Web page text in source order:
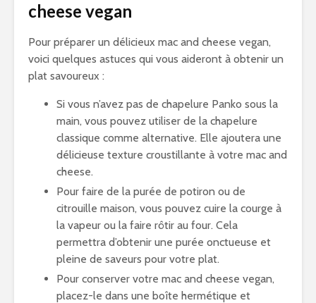
cheese vegan
Pour préparer un délicieux mac and cheese vegan,
voici quelques astuces qui vous aideront à obtenir un
plat savoureux :
Si vous n’avez pas de chapelure Panko sous la
main, vous pouvez utiliser de la chapelure
classique comme alternative. Elle ajoutera une
délicieuse texture croustillante à votre mac and
cheese.
Pour faire de la purée de potiron ou de
citrouille maison, vous pouvez cuire la courge à
la vapeur ou la faire rôtir au four. Cela
permettra d’obtenir une purée onctueuse et
pleine de saveurs pour votre plat.
Pour conserver votre mac and cheese vegan,
placez-le dans une boîte hermétique et